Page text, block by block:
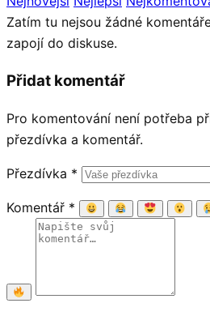
Zatím tu nejsou žádné
zapojí do diskuse.
Přidat komentář
Pro komentování není potřeba
přezdívka a komentář.
Přezdívka *
Komentář *